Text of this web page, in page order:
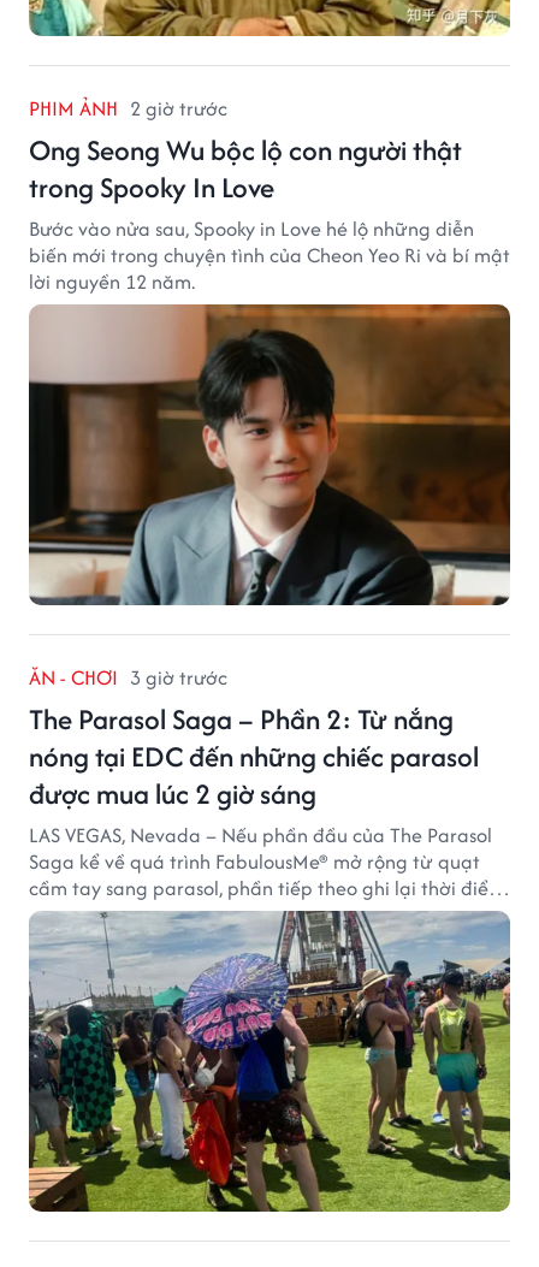
PHIM ẢNH 2 giờ trước
Ong Seong Wu bộc lộ con người thật
trong Spooky In Love
Bước vào nửa sau, Spooky in Love hé lộ những diễn
biến mới trong chuyện tình của Cheon Yeo Ri và bí mật
lời nguyền 12 năm.
ĂN - CHƠI 3 giờ trước
The Parasol Saga – Phần 2: Từ nắng
nóng tại EDC đến những chiếc parasol
được mua lúc 2 giờ sáng
LAS VEGAS, Nevada – Nếu phần đầu của The Parasol
Saga kể về quá trình FabulousMe® mở rộng từ quạt
cầm tay sang parasol, phần tiếp theo ghi lại thời điểm
sản phẩm được thị trường đón nhận và dần vượt khỏi
công năng che nắng thông thường.